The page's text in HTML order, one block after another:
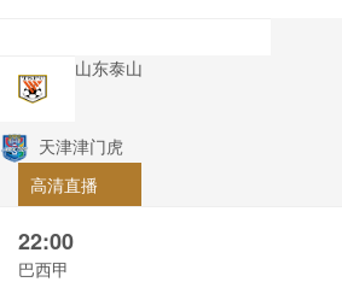
山东泰山
天津津门虎
高清直播
22:00
巴西甲